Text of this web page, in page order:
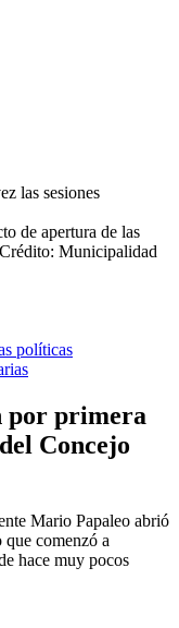
de apertura de las
Crédito: Municipalidad
políticas
por primera
Concejo
Mario Papaleo abrió
comenzó a
hace muy pocos